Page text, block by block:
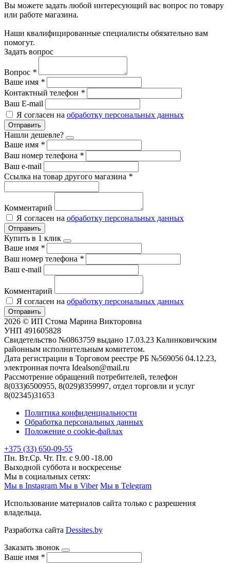
Вы можете задать любой интересующий вас вопрос по товару
или работе магазина.
Наши квалифицированные специалисты обязательно вам
помогут.
Задать вопрос
Вопрос *
Ваше имя *
Контактный телефон *
Ваш E-mail
Я согласен на обработку персональных данных
Отправить
Нашли дешевле?
Ваше имя *
Ваш номер телефона *
Ваш e-mail
Ссылка на товар другого магазина *
Комментарий
Я согласен на обработку персональных данных
Отправить
Купить в 1 клик
Ваше имя *
Ваш номер телефона *
Ваш e-mail
Комментарий
Я согласен на обработку персональных данных
Отправить
2026 © ИП Стома Марина Викторовна
УНП 491605828
Свидетельство №0863759 выдано 17.03.23 Калинковичским
районным исполнительным комитетом.
Дата регистрации в Торговом реестре РБ №569056 04.12.23,
электронная почта Idealson@mail.ru
Рассмотрение обращений потребителей, телефон
8(033)6500955, 8(029)8359997, отдел торговли и услуг
8(02345)31653
Политика конфиденциальности
Обработка персональных данных
Положение о cookie-файлах
+375 (33) 650-09-55
Пн. Вт.Ср. Чт. Пт. с 9.00 -18.00
Выходной суббота и воскресенье
Мы в социальных сетях:
Мы в Instagram Мы в Viber Мы в Telegram
Использование материалов сайта только с разрешения
владельца.
Разработка сайта Dessites.by
Заказать звонок
Ваше имя *